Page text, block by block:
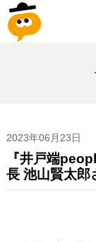
2023年06月23日
『井戸端
長 池山賢太郎